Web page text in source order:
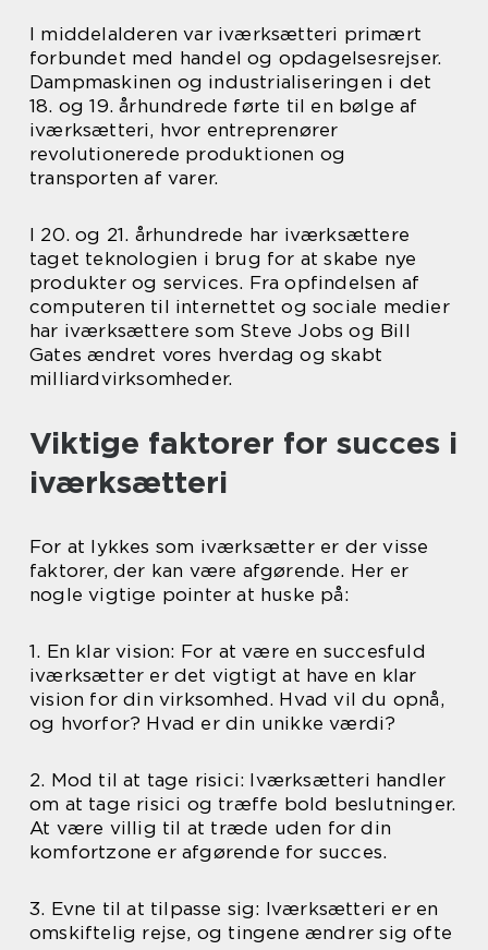
I middelalderen var iværksætteri primært
forbundet med handel og opdagelsesrejser.
Dampmaskinen og industrialiseringen i det
18. og 19. århundrede førte til en bølge af
iværksætteri, hvor entreprenører
revolutionerede produktionen og
transporten af varer.
I 20. og 21. århundrede har iværksættere
taget teknologien i brug for at skabe nye
produkter og services. Fra opfindelsen af
computeren til internettet og sociale medier
har iværksættere som Steve Jobs og Bill
Gates ændret vores hverdag og skabt
milliardvirksomheder.
Viktige faktorer for succes i
iværksætteri
For at lykkes som iværksætter er der visse
faktorer, der kan være afgørende. Her er
nogle vigtige pointer at huske på:
1. En klar vision: For at være en succesfuld
iværksætter er det vigtigt at have en klar
vision for din virksomhed. Hvad vil du opnå,
og hvorfor? Hvad er din unikke værdi?
2. Mod til at tage risici: Iværksætteri handler
om at tage risici og træffe bold beslutninger.
At være villig til at træde uden for din
komfortzone er afgørende for succes.
3. Evne til at tilpasse sig: Iværksætteri er en
omskiftelig rejse, og tingene ændrer sig ofte